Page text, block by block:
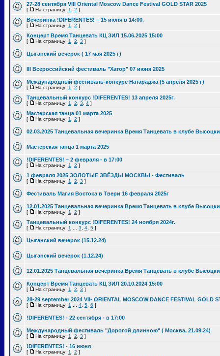
27-28 сентября VIII Oriental Moscow Dance Festival GOLD STAR 2025
[ На страницу: 1 2 ]
Вечеринка !DIFERENTES! – 15 июня в 14:00.
[ На страницу: 1 2 ]
Концерт Время Танцевать КЦ ЗИЛ 15.06.2025 15:00
[ На страницу: 1 2 3 ]
Цыганский вечерок ( 17 мая 2025 г)
III Всероссийский фестиваль "Хатор" 07 июня 2025
Международный фестиваль-конкурс Натараджа (5 апреля 2025 г)
[ На страницу: 1 2 ]
Танцевальный конкурс !DIFERENTES! 13 апреля 2025г.
[ На страницу: 1 2 3 4 ]
Мастерская танца 01 марта 2025
[ На страницу: 1 2 ]
02.03.2025 Танцевальная вечеринка Время Танцевать в клубе
Мастерская танца 1 марта 2025
!DIFERENTES! – 2 февраля - в 17:00
[ На страницу: 1 2 ]
1 февраля 2025 ЗОЛОТЫЕ ЗВЁЗДЫ МОСКВЫ - Фестиваль
[ На страницу: 1 2 3 ]
Фестиваль Магия Востока в Твери 16 февраля 2025г
12.01.2025 Танцевальная вечеринка Время Танцевать в клубе
[ На страницу: 1 2 ]
Танцевальный конкурс !DIFERENTES! 24 ноября 2024г.
[ На страницу: 1 3 4 5 ]
Цыганский вечерок (15.12.24)
Цыганский вечерок (1.12.24)
12.01.2025 Танцевальная вечеринка Время Танцевать в клубе
Концерт Время Танцевать КЦ ЗИЛ 20.10.2024 15:00
[ На страницу: 1 2 3 ]
28-29 september 2024 VII- ORIENTAL MOSCOW DANCE FESTIVAL GOLD
[ На страницу: 1 4 5 6 ]
!DIFERENTES! - 22 сентября - в 17:00
Международный фестиваль "Дорогой длинною" ( Москва, 21.09.24)
[ На страницу: 1 2 3 ]
!DIFERENTES! - 16 июня
[ На страницу: 1 2 ]